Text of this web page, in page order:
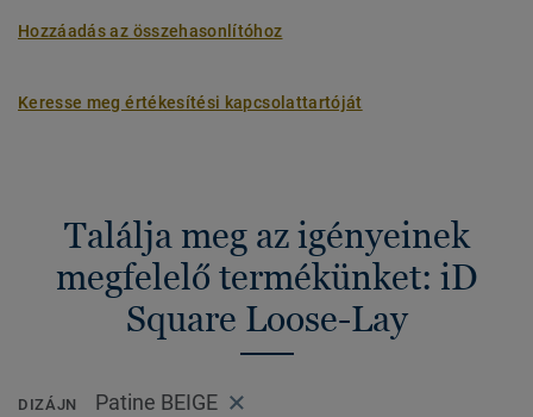
Hozzáadás az összehasonlítóhoz
Keresse meg értékesítési kapcsolattartóját
Találja meg az igényeinek
megfelelő termékünket: iD
Square Loose-Lay
DIZÁJN Patine BEIGE